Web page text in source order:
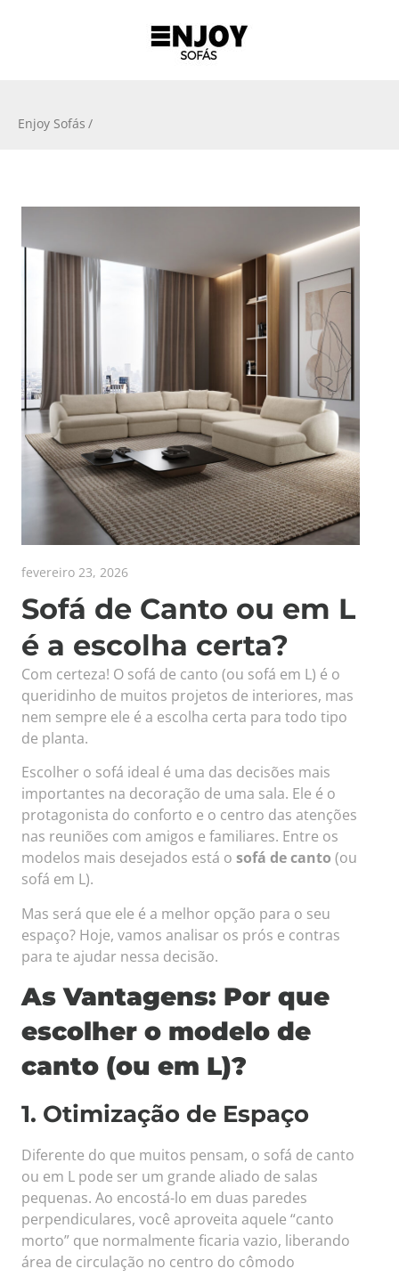
Enjoy Sofás /
fevereiro 23, 2026
Sofá de Canto ou em L
é a escolha certa?
Com certeza! O sofá de canto (ou sofá em L) é o
queridinho de muitos projetos de interiores, mas
nem sempre ele é a escolha certa para todo tipo
de planta.
Escolher o sofá ideal é uma das decisões mais
importantes na decoração de uma sala. Ele é o
protagonista do conforto e o centro das atenções
nas reuniões com amigos e familiares. Entre os
modelos mais desejados está o sofá de canto (ou
sofá em L).
Mas será que ele é a melhor opção para o seu
espaço? Hoje, vamos analisar os prós e contras
para te ajudar nessa decisão.
As Vantagens: Por que
escolher o modelo de
canto (ou em L)?
1. Otimização de Espaço
Diferente do que muitos pensam, o sofá de canto
ou em L pode ser um grande aliado de salas
pequenas. Ao encostá-lo em duas paredes
perpendiculares, você aproveita aquele “canto
morto” que normalmente ficaria vazio, liberando
área de circulação no centro do cômodo